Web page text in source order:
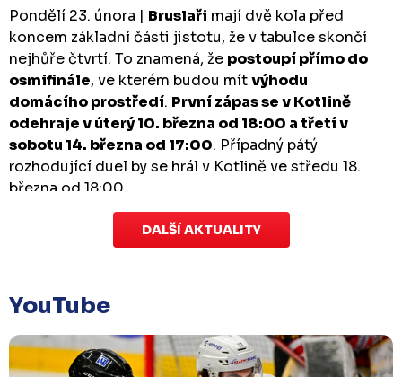
Pondělí 23. února | Bruslaři mají dvě kola před
koncem základní části jistotu, že v tabulce skončí
nejhůře čtvrtí. To znamená, že postoupí přímo do
osmifinále, ve kterém budou mítvýhodu
domácího prostředí. První zápas se v Kotlině
odehraje v úterý 10. března od 18:00 a třetí v
sobotu 14. března od 17:00. Případný pátý
rozhodující duel by se hrál v Kotlině ve středu 18.
března od 18:00.
Zápas dorostu je odložen
které se mělo odehrát v pátek 30. ledna ve 14:15,
odloženo!Odehraje se v náhradním termínu, o
kterém se bude jednat.
DALŠÍ AKTUALITY
YouTube